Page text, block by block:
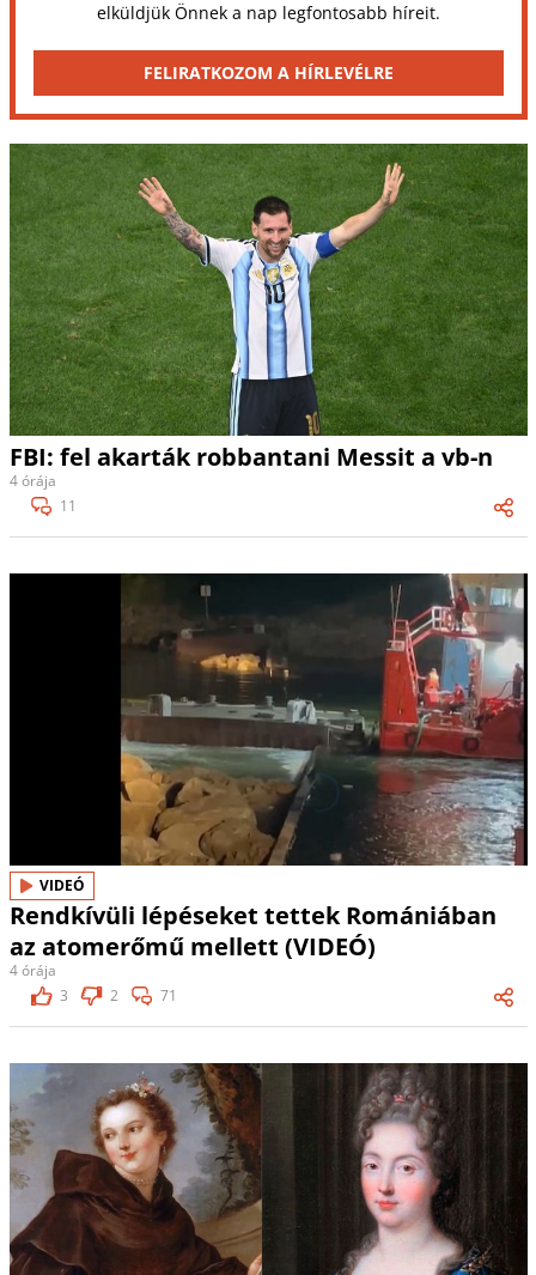
elküldjük Önnek a nap legfontosabb híreit.
FELIRATKOZOM A HÍRLEVÉLRE
FBI: fel akarták robbantani Messit a vb-n
4 órája
11
VIDEÓ
Rendkívüli lépéseket tettek Romániában
az atomerőmű mellett (VIDEÓ)
4 órája
3
2 71